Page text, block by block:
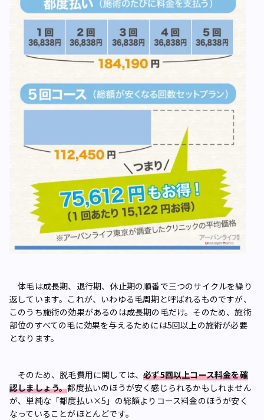
体毛は成長期、退行期、休止期の順番で三つのサイクルを繰り
返しています。これが、いわゆる毛周期と呼ばれるものですが、
このうち施術の効果があるのは成長期の毛だけ。そのため、施術
部位のすべての毛に効果を与えるためには5回以上の施術が必要
となります。
そのため、脱毛費用に関しては、必ず5回以上コース料金を確
認しましょう。都度払いのほうが安く感じられるかもしれません
が、単純な「都度払い×5」の総額よりコース料金のほうが安く
なっていることがほとんどです。